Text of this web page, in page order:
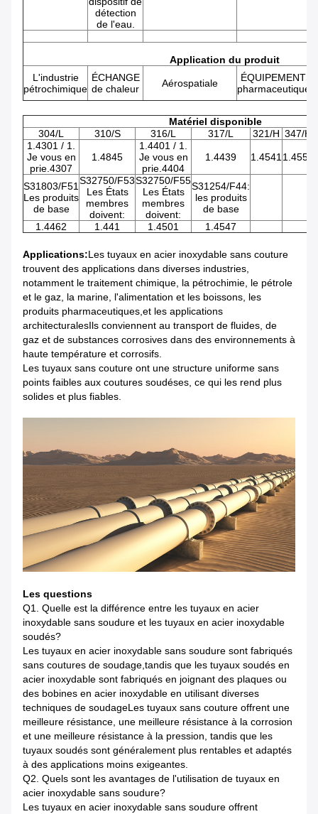
détection
de l'eau.
Application du produit
L'industrie
pétrochimique
ÉCHANGE
de chaleur
Aérospatiale
ÉQUIPEMENTS
pharmaceutiques
Matériel disponible
304/L
310/S 316/L 317/L 321/H 347/H
1.4301 / 1.
Je vous en
prie.4307
1.4845
1.4401 / 1.
Je vous en
prie.4404
1.4439 1.45411.4550
S31803/F51
Les produits
de base
S32750/F53
Les États
membres
doivent:
S32750/F55
Les États
membres
doivent:
S31254/F44:
les produits
de base
1.4462
1.441 1.4501 1.4547
Applications:Les tuyaux en acier inoxydable sans couture
trouvent des applications dans diverses industries,
notamment le traitement chimique, la pétrochimie, le pétrole
et le gaz, la marine, l'alimentation et les boissons, les
produits pharmaceutiques,et les applications
architecturalesIls conviennent au transport de fluides, de
gaz et de substances corrosives dans des environnements à
haute température et corrosifs.
Les tuyaux sans couture ont une structure uniforme sans
points faibles aux coutures soudéses, ce qui les rend plus
solides et plus fiables.
Les questions
Q1. Quelle est la différence entre les tuyaux en acier
inoxydable sans soudure et les tuyaux en acier inoxydable
soudés?
Les tuyaux en acier inoxydable sans soudure sont fabriqués
sans coutures de soudage,tandis que les tuyaux soudés en
acier inoxydable sont fabriqués en joignant des plaques ou
des bobines en acier inoxydable en utilisant diverses
techniques de soudageLes tuyaux sans couture offrent une
meilleure résistance, une meilleure résistance à la corrosion
et une meilleure résistance à la pression, tandis que les
tuyaux soudés sont généralement plus rentables et adaptés
à des applications moins exigeantes.
Q2. Quels sont les avantages de l'utilisation de tuyaux en
acier inoxydable sans soudure?
Les tuyaux en acier inoxydable sans soudure offrent